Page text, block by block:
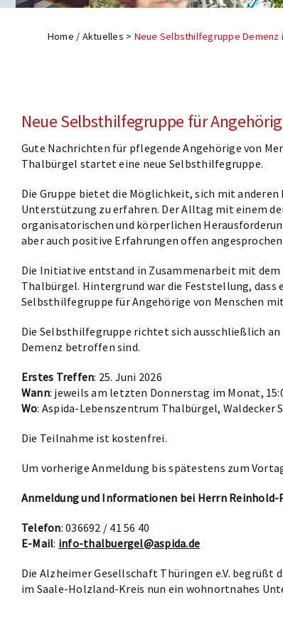
Home / Aktuelles > Neue Selbsthilfegruppe Demenz
Neue Selbsthilfegruppe für
Gute Nachrichten für pflegende Angehörige von
Thalbürgel startet eine neue Selbsthilfegruppe.
Die Gruppe bietet die Möglichkeit, sich mit
Unterstützung zu erfahren. Der Alltag mit einem
organisatorischen und körperlichen
aber auch positive Erfahrungen offen angesprochen
Die Initiative entstand in Zusammenarbeit mit
Thalbürgel. Hintergrund war die Feststellung, dass
Selbsthilfegruppe für Angehörige von Menschen
Die Selbsthilfegruppe richtet sich ausschließlich
Demenz betroffen sind.
Erstes Treffen: 25. Juni 2026
Wann: jeweils am letzten Donnerstag im Monat,
Wo: Aspida-Lebenszentrum Thalbürgel, Waldecker
Die Teilnahme ist kostenfrei.
Um vorherige Anmeldung bis spätestens zum
Anmeldung und Informationen bei Herrn
Telefon: 036692 / 41 56 40
E-Mail: info-thalbuergel@aspida.de
Die Alzheimer Gesellschaft Thüringen e.V. begrüßt
im Saale-Holzland-Kreis nun ein wohnortnahes